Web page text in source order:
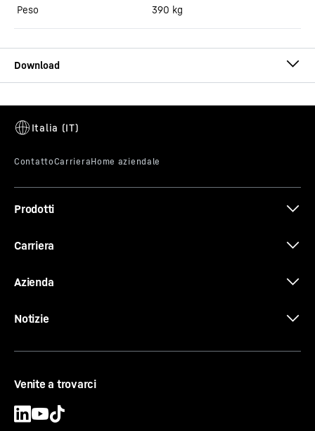
Peso 390 kg
Prodotti
Carriera
Azienda
Notizie
Venite a trovarci